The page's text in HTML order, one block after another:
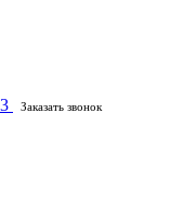
Заказать звонок